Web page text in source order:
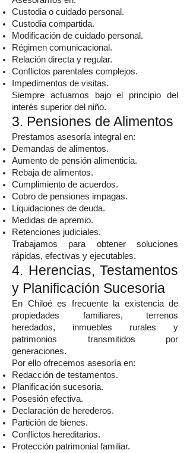
Custodia o cuidado personal.
Custodia compartida.
Modificación de cuidado personal.
Régimen comunicacional.
Relación directa y regular.
Conflictos parentales complejos.
Impedimentos de visitas.
Siempre actuamos bajo el principio del
interés superior del niño.
3. Pensiones de Alimentos
Prestamos asesoría integral en:
Demandas de alimentos.
Aumento de pensión alimenticia.
Rebaja de alimentos.
Cumplimiento de acuerdos.
Cobro de pensiones impagas.
Liquidaciones de deuda.
Medidas de apremio.
Retenciones judiciales.
Trabajamos para obtener soluciones
rápidas, efectivas y ejecutables.
4. Herencias, Testamentos
y Planificación Sucesoria
En Chiloé es frecuente la existencia de
propiedades familiares, terrenos
heredados, inmuebles rurales y
patrimonios transmitidos por
generaciones.
Por ello ofrecemos asesoría en:
Redacción de testamentos.
Planificación sucesoria.
Posesión efectiva.
Declaración de herederos.
Partición de bienes.
Conflictos hereditarios.
Protección patrimonial familiar.